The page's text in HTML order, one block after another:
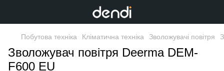
Побутова техніка Кліматична техніка Зволожувачі повітря
Зволожувач повітря Deerma DEM-
F600 EU